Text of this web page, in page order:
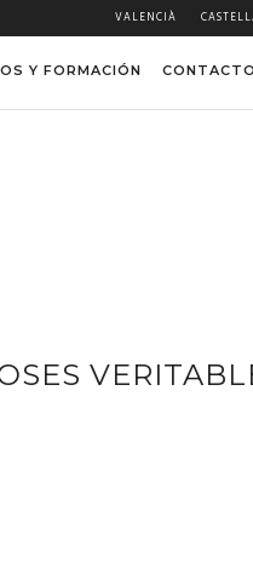
VALENCIÀ
Y FORMACIÓN CONTACTO